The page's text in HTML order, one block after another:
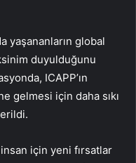
yaşananların global
duyulduğunu
ICAPP’ın
gelmesi için daha sıkı
için yeni fırsatlar